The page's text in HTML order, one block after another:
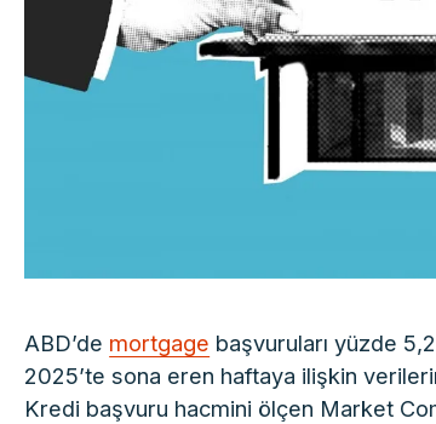
ABD’de mortgage başvuruları yüzde
2025’te sona eren haftaya ilişkin
Kredi başvuru hacmini ölçen Market